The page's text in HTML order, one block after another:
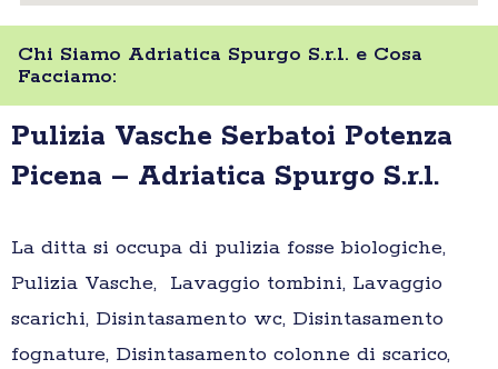
Chi Siamo Adriatica Spurgo S.r.l. e Cosa
Facciamo:
Pulizia Vasche Serbatoi Potenza
Picena – Adriatica Spurgo S.r.l.
La ditta si occupa di pulizia fosse biologiche,
Pulizia Vasche, Lavaggio tombini, Lavaggio
scarichi, Disintasamento wc, Disintasamento
fognature, Disintasamento colonne di scarico,